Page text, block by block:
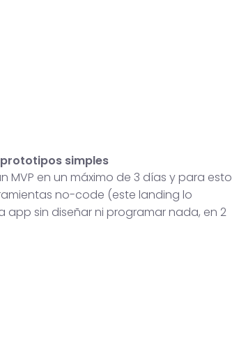
simples
MVP en un máximo de 3 días y para esto
no-code (este landing lo
app sin diseñar ni programar nada, en 2